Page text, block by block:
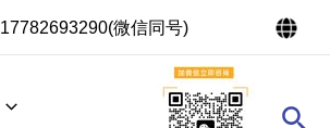
17782693290(微信同号)
搜